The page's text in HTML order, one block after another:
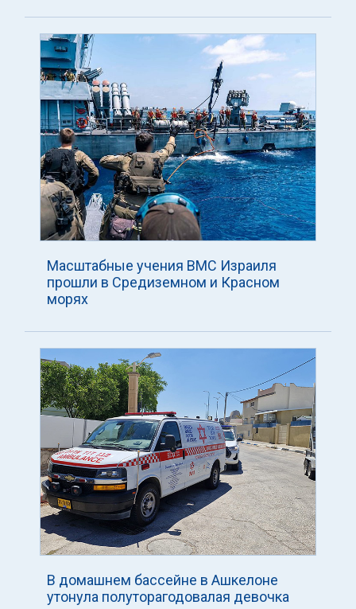
Масштабные учения ВМС Израиля
прошли в Средиземном и Красном
морях
В домашнем бассейне в Ашкелоне
утонула полуторагодовалая девочка